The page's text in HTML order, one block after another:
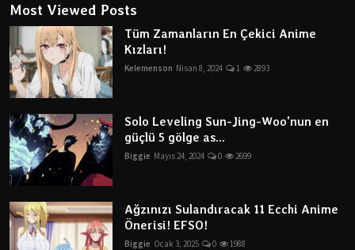
Most Viewed Posts
Tüm Zamanların En Çekici Anime
Kızları!
Kelemenson Nisan 8, 2024 1 2893
Solo Leveling Sun-Jing-Woo'nun en
güçlü 5 gölge as...
Biggie Mayıs 24, 2024 0 2699
Ağzınızı Sulandıracak 11 Ecchi Anime
Önerisi! EFSO!
Biggie Ocak 3, 2025 0 1988